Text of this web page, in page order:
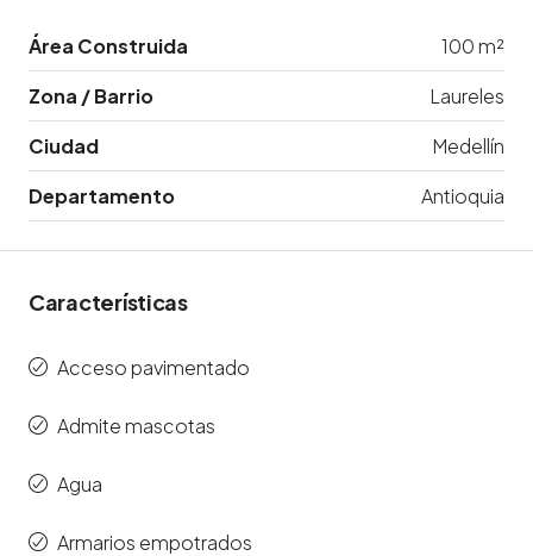
Área Construida
100 m²
Zona / Barrio
Laureles
Ciudad
Medellín
Departamento
Antioquia
Características
Acceso pavimentado
Admite mascotas
Agua
Armarios empotrados